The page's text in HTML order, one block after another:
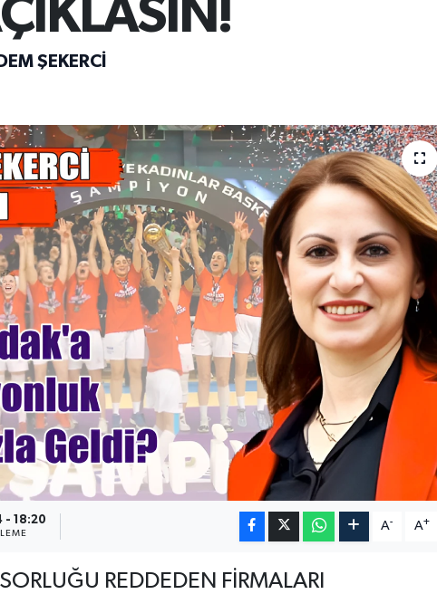
ŞEKERCİ
- 18:20 A- A+
REDDEDEN FİRMALARI